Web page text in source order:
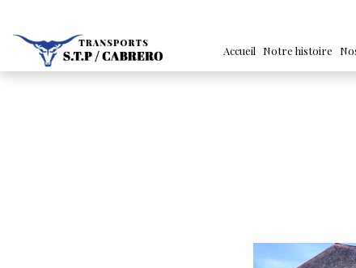
Accueil Notre histoire